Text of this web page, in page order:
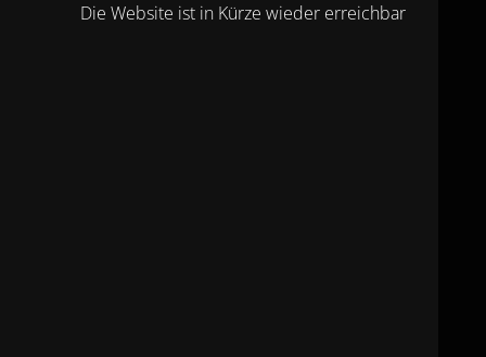
Die Website ist in Kürze wieder erreichbar